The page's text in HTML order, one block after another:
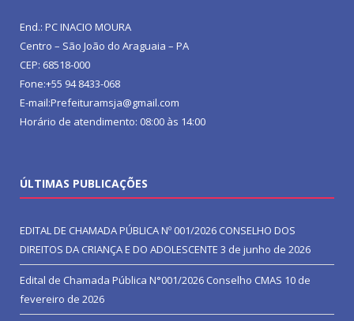
End.: PC INACIO MOURA
Centro – São João do Araguaia – PA
CEP: 68518-000
Fone:+55 94 8433-068
E-mail:Prefeituramsja@gmail.com
Horário de atendimento: 08:00 às 14:00
ÚLTIMAS PUBLICAÇÕES
EDITAL DE CHAMADA PÚBLICA Nº 001/2026 CONSELHO DOS
DIREITOS DA CRIANÇA E DO ADOLESCENTE 3 de junho de 2026
Edital de Chamada Pública N°001/2026 Conselho CMAS 10 de
fevereiro de 2026